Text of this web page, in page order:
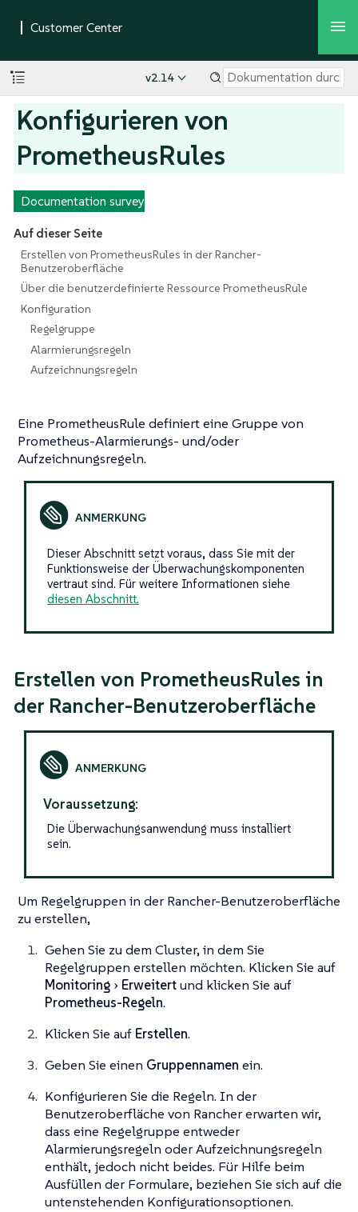
v2.14
Konfigurieren von
PrometheusRules
Documentation survey
Auf dieser Seite
Erstellen von PrometheusRules in der Rancher-
Benutzeroberfläche
Über die benutzerdefinierte Ressource PrometheusRule
Konfiguration
Regelgruppe
Alarmierungsregeln
Aufzeichnungsregeln
Eine PrometheusRule definiert eine Gruppe von
Prometheus-Alarmierungs- und/oder
Aufzeichnungsregeln.
Dieser Abschnitt setzt voraus, dass Sie mit der
Funktionsweise der Überwachungskomponenten
vertraut sind. Für weitere Informationen siehe
diesen Abschnitt.
Erstellen von PrometheusRules in
der Rancher-Benutzeroberfläche
Voraussetzung:
Die Überwachungsanwendung muss installiert
sein.
Um Regelgruppen in der Rancher-Benutzeroberfläche
zu erstellen,
Gehen Sie zu dem Cluster, in dem Sie
Regelgruppen erstellen möchten. Klicken Sie auf
Monitoring
Erweitertund klicken Sie auf
Prometheus-Regeln.
Klicken Sie auf Erstellen.
Geben Sie einen Gruppennamen ein.
Konfigurieren Sie die Regeln. In der
Benutzeroberfläche von Rancher erwarten wir,
dass eine Regelgruppe entweder
Alarmierungsregeln oder Aufzeichnungsregeln
enthält, jedoch nicht beides. Für Hilfe beim
Ausfüllen der Formulare, beziehen Sie sich auf die
untenstehenden Konfigurationsoptionen.